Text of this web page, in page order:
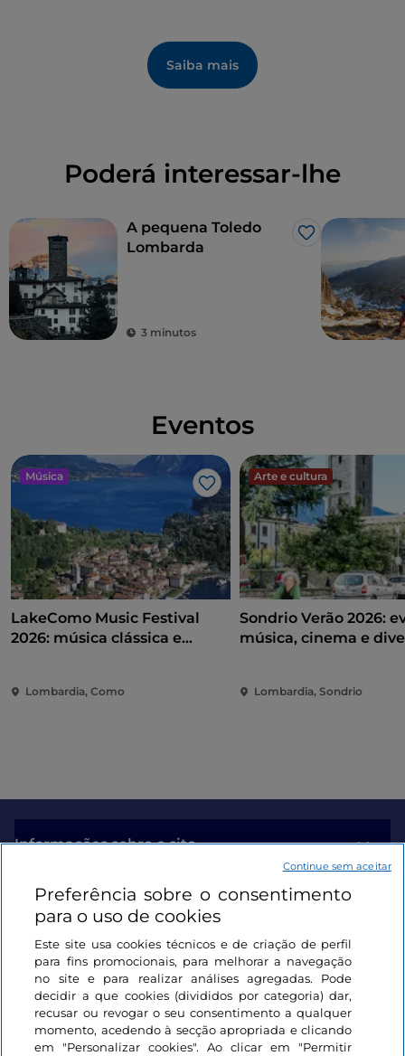
Saiba mais
Poderá interessar-lhe
Gosto
A pequena Toledo
Lombarda
3 minutos
Eventos
Música
Gosto
LakeComo Music Festival
2026: música clássica e
Lombardia, Como
Arte e cultura
Sondrio Verão 2026:
música, cinema e
Lombardia, Sondrio
Informações sobre o site
Ligações úteis
Iniciar sessão
Mantenha-se em contacto
Preferência sobre o consentimento
para o uso de cookies
Este site usa cookies técnicos e de criação de perfil
para fins promocionais, para melhorar a navegação
no site e para realizar análises agregadas. Pode
decidir a que cookies (divididos por categoria) dar,
recusar ou revogar o seu consentimento a qualquer
momento, acedendo à secção apropriada e clicando
em "Personalizar cookies". Ao clicar em "Permitir
Continue sem aceitar